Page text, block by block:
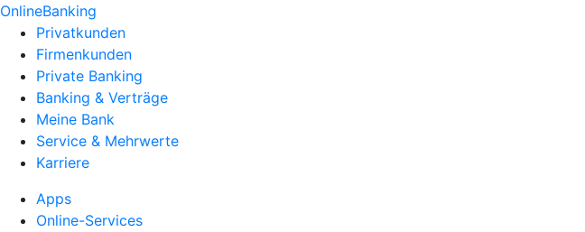
OnlineBanking
Privatkunden
Firmenkunden
Private Banking
Banking & Verträge
Meine Bank
Service & Mehrwerte
Karriere
Apps
Online-Services